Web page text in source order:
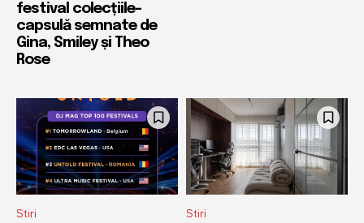
festival colecțiile-
capsulă semnate de
Gina, Smiley și Theo
Rose
Stiri Stiri